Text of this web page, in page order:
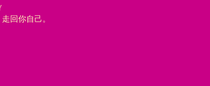
回你自己。